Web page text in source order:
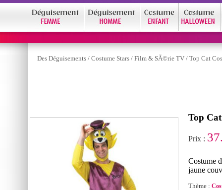
Des Déguisements / Costume Stars / Film & SÃ©rie TV / Top Cat
Top
Prix :
Costume
jaune
Thème :